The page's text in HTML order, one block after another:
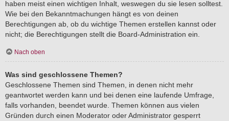
haben meist einen wichtigen Inhalt, weswegen du sie lesen solltest.
Wie bei den Bekanntmachungen hängt es von deinen
Berechtigungen ab, ob du wichtige Themen erstellen kannst oder
nicht; die Berechtigungen stellt die Board-Administration ein.
Nach oben
Was sind geschlossene Themen?
Geschlossene Themen sind Themen, in denen nicht mehr
geantwortet werden kann und bei denen eine laufende Umfrage,
falls vorhanden, beendet wurde. Themen können aus vielen
Gründen durch einen Moderator oder Administrator gesperrt